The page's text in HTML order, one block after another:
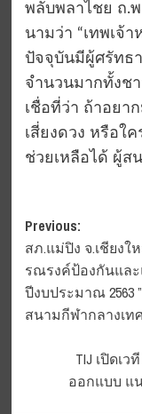
พลับพลาไชย ถ.
นามว่า “เทพเจ้
ปัจจุบันมีผู้ศรัทธ
จำนวนมากทั้งช
เชื่อที่ว่า ถ้าอยา
เสี่ยงดวง หรือใ
ช่วยเหลือได้ ผู้ส
Post
navigation
Previous:
สภ.แม่ปิง จ.เชียง
รณรงค์ป้องกันแล
ปีงบประมาณ 2563
สนามกีฬากลางเท
TIJ เปิดเว
ออกแบบ แ